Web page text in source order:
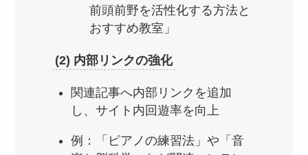
前頭前野を活性化する方法と
おすすめ教室」
(2) 内部リンクの強化
関連記事へ内部リンクを追加
し、サイト内回遊率を向上
例：「ピアノの練習法」や「音